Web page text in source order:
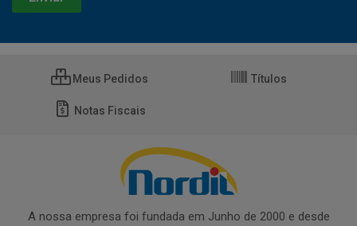
Meus Pedidos Títulos
Notas Fiscais
A nossa empresa foi fundada em Junho de 2000 e desde